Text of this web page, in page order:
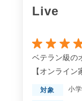
Live
ベテラン級の
【オンライ
対象 小